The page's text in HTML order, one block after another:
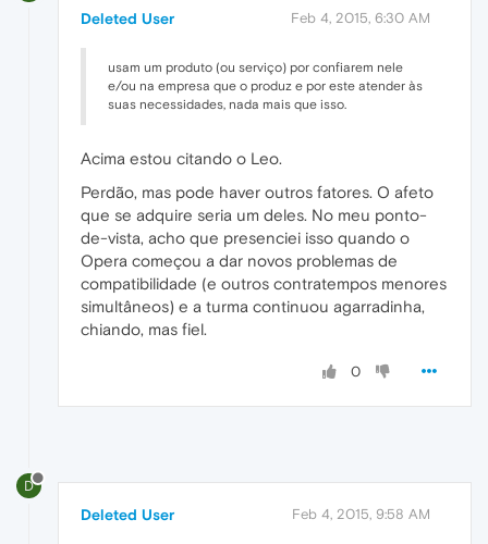
Deleted User Feb 4, 2015, 6:30 AM
usam um produto (ou serviço) por confiarem nele
e/ou na empresa que o produz e por este atender às
suas necessidades, nada mais que isso.
Acima estou citando o Leo.
Perdão, mas pode haver outros fatores. O afeto
que se adquire seria um deles. No meu ponto-
de-vista, acho que presenciei isso quando o
Opera começou a dar novos problemas de
compatibilidade (e outros contratempos menores
simultâneos) e a turma continuou agarradinha,
chiando, mas fiel.
0
D
Deleted User Feb 4, 2015, 9:58 AM